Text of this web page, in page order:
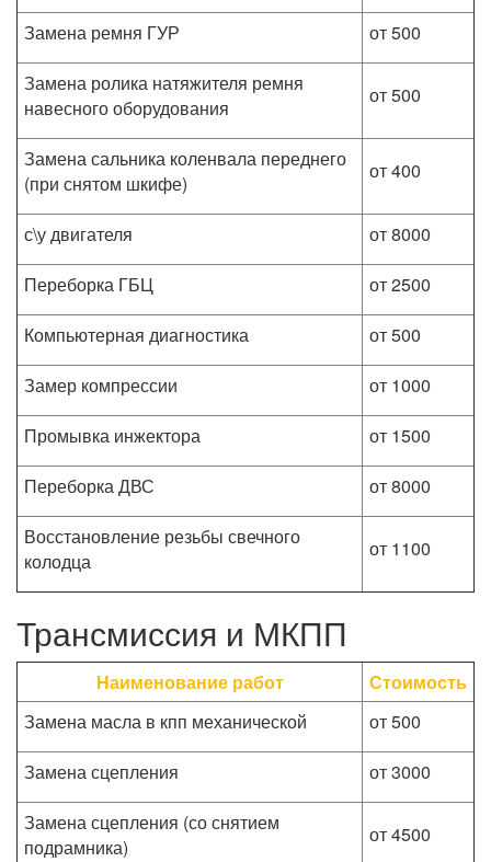
Замена ремня ГУР
от 500
Замена ролика натяжителя ремня
навесного оборудования
от 500
Замена сальника коленвала переднего
(при снятом шкифе)
от 400
с\у двигателя
от 8000
Переборка ГБЦ
от 2500
Компьютерная диагностика
от 500
Замер компрессии
от 1000
Промывка инжектора
от 1500
Переборка ДВС
от 8000
Восстановление резьбы свечного
колодца
от 1100
Трансмиссия и МКПП
Наименование работ
Стоимость
Замена масла в кпп механической
от 500
Замена сцепления
от 3000
Замена сцепления (со снятием
подрамника)
от 4500